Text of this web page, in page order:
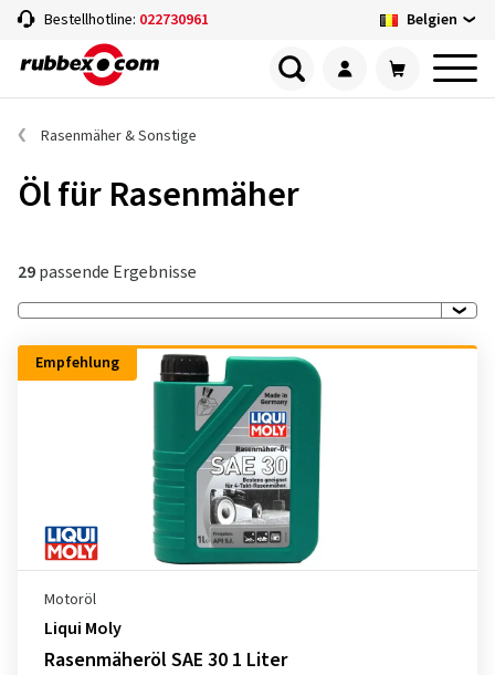
Bestellhotline: 022730961 Belgien
Rasenmäher & Sonstige
Öl für Rasenmäher
29passende Ergebnisse
Empfehlung
Motoröl
Liqui Moly
Rasenmäheröl SAE 30 1 Liter